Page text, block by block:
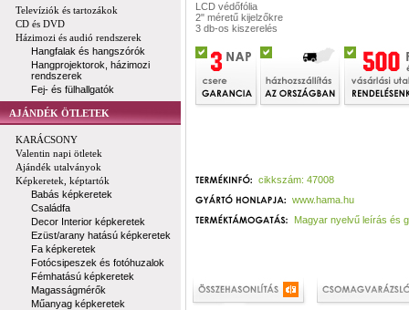
Televíziók és tartozákok
CD és DVD
Házimozi és audió rendszerek
Hangfalak és hangszórók
Hangprojektorok, házimozi
rendszerek
Fej- és fülhallgatók
AJÁNDÉK ÖTLETEK
KARÁCSONY
Valentin napi ötletek
Ajándék utalványok
Képkeretek, képtartók
Babás képkeretek
Családfa
Decor Interior képkeretek
Ezüst/arany hatású képkeretek
Fa képkeretek
Fotócsipeszek és fotóhuzalok
Fémhatású képkeretek
Magasságmérők
Műanyag képkeretek
LCD védőfólia
2" méretű kijelzőkre
3 db-os kiszerelés
cikkszám: 47008
www.hama.hu
Magyar nyelvű leírás és